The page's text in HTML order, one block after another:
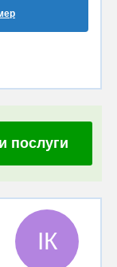
послуги
ІК